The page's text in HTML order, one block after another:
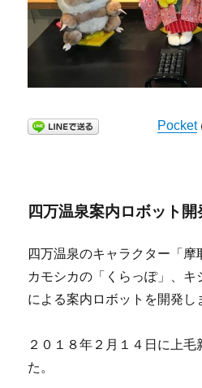
Pocket
四万温泉案内ロボット開
四万温泉のキャラクター「
カモシカの「くらっぽ」、キ
による案内ロボットを開発し
２０１８年２月１４日に上毛
た。